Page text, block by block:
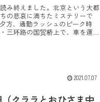
み終えました。北京という大都
の悲哀に満ちたミステリーで
方、通勤ラッシュのピーク時
三环路の国贸桥上で、車を運転
2021.07.07
クララとおひさま中